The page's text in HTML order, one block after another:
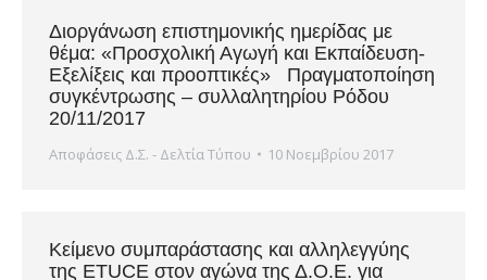
Διοργάνωση επιστημονικής ημερίδας με
θέμα: «Προσχολική Αγωγή και Εκπαίδευση-
Εξελίξεις και προοπτικές» Πραγματοποίηση
συγκέντρωσης – συλλαλητηρίου Ρόδου
20/11/2017
Αποφάσεις Δ.Σ. - Δελτία Τύπου 10 Νοεμβρίου 2017
Κείμενο συμπαράστασης και αλληλεγγύης
της ETUCE στον αγώνα της Δ.Ο.Ε. για